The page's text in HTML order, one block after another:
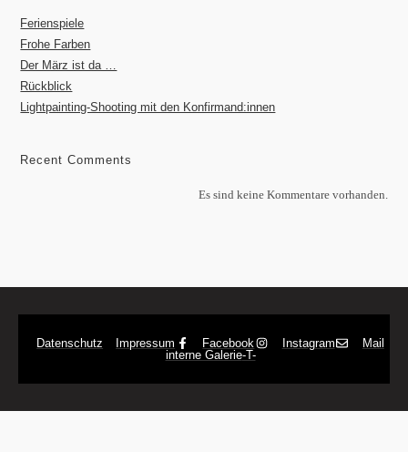
Ferienspiele
Frohe Farben
Der März ist da …
Rückblick
Lightpainting-Shooting mit den Konfirmand:innen
Recent Comments
Es sind keine Kommentare vorhanden.
Datenschutz Impressum Facebook Instagram
Mail
interne Galerie-T-